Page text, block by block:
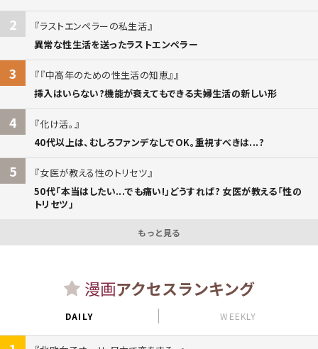
2
ラストエンペラーの私生活
異常な性生活を送ったラストエンペラー
3
『中高年のための性生活の知恵』
挿入はいらない?機能が衰えてもできる夫婦生活の新しい形
4
化け活。
40代以上は、むしろファンデなしでOK。重視すべきは...?
5
女医が教える性のトリセツ
50代「本当はしたい...でも痛い!」どうすれば? 女医が教える「性の
トリセツ」
もっと見る
漫画アクセスランキング
DAILY WEEKLY